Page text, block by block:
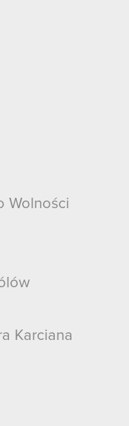
Wolności
Karciana